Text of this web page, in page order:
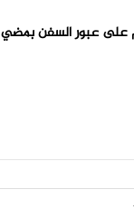
عبور السفن بمضي